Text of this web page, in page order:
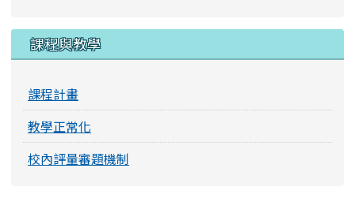
課程與教學
課程計畫
教學正常化
校內評量審題機制